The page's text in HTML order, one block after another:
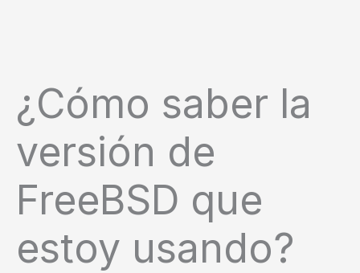
¿Cómo saber la
versión de
FreeBSD que
estoy usando?